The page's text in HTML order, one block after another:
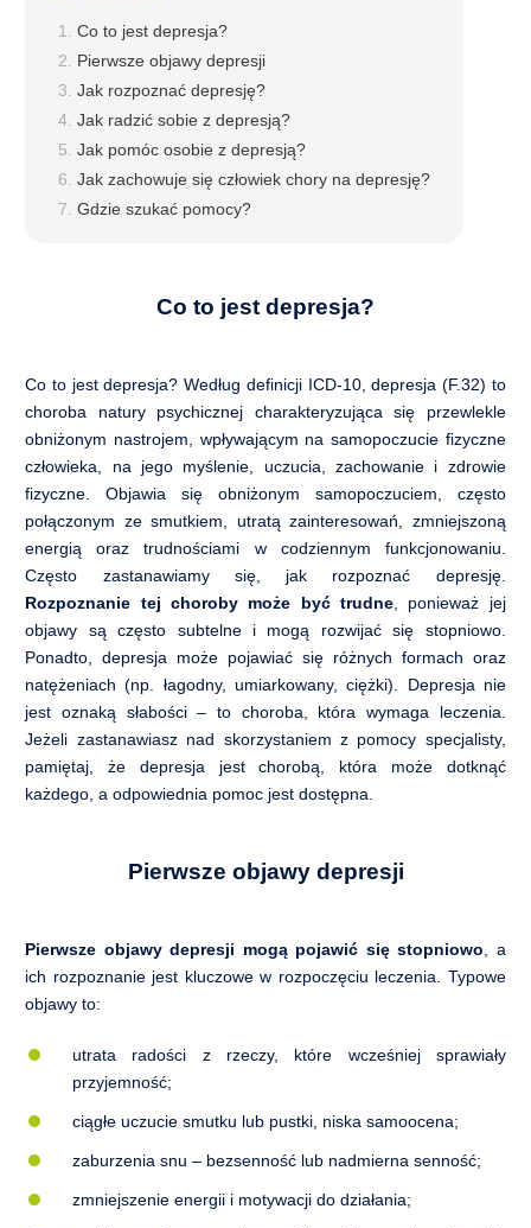
Co to jest depresja?
Pierwsze objawy depresji
Jak rozpoznać depresję?
Jak radzić sobie z depresją?
Jak pomóc osobie z depresją?
Jak zachowuje się człowiek chory na depresję?
Gdzie szukać pomocy?
Co to jest depresja?
Co to jest depresja? Według definicji ICD-10, depresja (F.32) to
choroba natury psychicznej charakteryzująca się przewlekle
obniżonym nastrojem, wpływającym na samopoczucie fizyczne
człowieka, na jego myślenie, uczucia, zachowanie i zdrowie
fizyczne. Objawia się obniżonym samopoczuciem, często
połączonym ze smutkiem, utratą zainteresowań, zmniejszoną
energią oraz trudnościami w codziennym funkcjonowaniu.
Często zastanawiamy się, jak rozpoznać depresję.
Rozpoznanie tej choroby może być trudne , ponieważ jej
objawy są często subtelne i mogą rozwijać się stopniowo.
Ponadto, depresja może pojawiać się różnych formach oraz
natężeniach (np. łagodny, umiarkowany, ciężki). Depresja nie
jest oznaką słabości – to choroba, która wymaga leczenia.
Jeżeli zastanawiasz nad skorzystaniem z pomocy specjalisty,
pamiętaj, że depresja jest chorobą, która może dotknąć
każdego, a odpowiednia pomoc jest dostępna.
Pierwsze objawy depresji
Pierwsze objawy depresji mogą pojawić się stopniowo , a
ich rozpoznanie jest kluczowe w rozpoczęciu leczenia. Typowe
objawy to:
utrata radości z rzeczy, które wcześniej sprawiały
przyjemność;
ciągłe uczucie smutku lub pustki, niska samoocena;
zaburzenia snu – bezsenność lub nadmierna senność;
zmniejszenie energii i motywacji do działania;
Diagnoza ADHD u dorosłych
Test Moxo – diagnoza zaburzeń uwagi